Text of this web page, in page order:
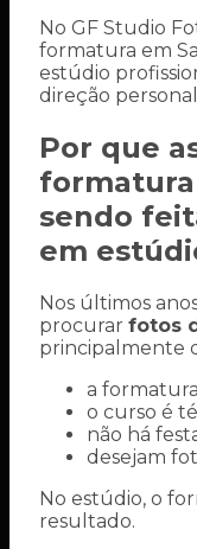
No GF Studio
formatura em
estúdio
direção
Por que
formatura
sendo
em
Nos últimos
procurar fotos
principalmente
a
o curso é
não há
desejam
No estúdio, o
resultado.